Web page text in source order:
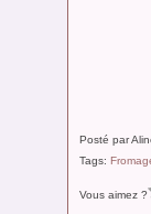
Posté par
Tags:
Vous aimez ?